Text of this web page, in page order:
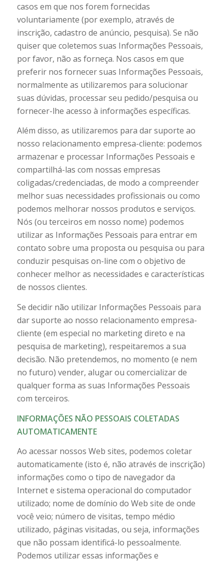
casos em que nos forem fornecidas
voluntariamente (por exemplo, através de
inscrição, cadastro de anúncio, pesquisa). Se não
quiser que coletemos suas Informações Pessoais,
por favor, não as forneça. Nos casos em que
preferir nos fornecer suas Informações Pessoais,
normalmente as utilizaremos para solucionar
suas dúvidas, processar seu pedido/pesquisa ou
fornecer-lhe acesso à informações específicas.
Além disso, as utilizaremos para dar suporte ao
nosso relacionamento empresa-cliente: podemos
armazenar e processar Informações Pessoais e
compartilhá-las com nossas empresas
coligadas/credenciadas, de modo a compreender
melhor suas necessidades profissionais ou como
podemos melhorar nossos produtos e serviços.
Nós (ou terceiros em nosso nome) podemos
utilizar as Informações Pessoais para entrar em
contato sobre uma proposta ou pesquisa ou para
conduzir pesquisas on-line com o objetivo de
conhecer melhor as necessidades e características
de nossos clientes.
Se decidir não utilizar Informações Pessoais para
dar suporte ao nosso relacionamento empresa-
cliente (em especial no marketing direto e na
pesquisa de marketing), respeitaremos a sua
decisão. Não pretendemos, no momento (e nem
no futuro) vender, alugar ou comercializar de
qualquer forma as suas Informações Pessoais
com terceiros.
INFORMAÇÕES NÃO PESSOAIS COLETADAS
AUTOMATICAMENTE
Ao acessar nossos Web sites, podemos coletar
automaticamente (isto é, não através de inscrição)
informações como o tipo de navegador da
Internet e sistema operacional do computador
utilizado; nome de domínio do Web site de onde
você veio; número de visitas, tempo médio
utilizado, páginas visitadas, ou seja, informações
que não possam identificá-lo pessoalmente.
Podemos utilizar essas informações e